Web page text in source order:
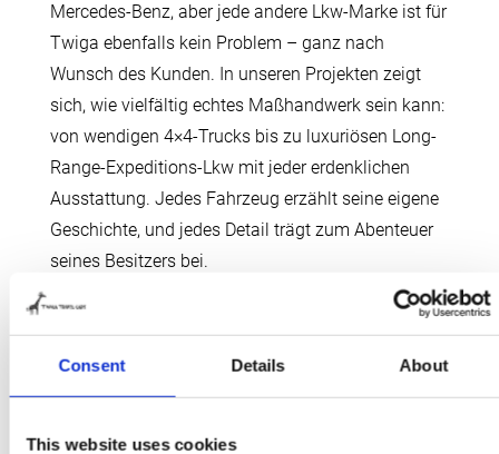
Consent Details About
This website uses cookies
Mercedes-Benz, aber jede andere Lkw-Marke ist für
Twiga ebenfalls kein Problem – ganz nach
Wunsch des Kunden. In unseren Projekten zeigt
sich, wie vielfältig echtes Maßhandwerk sein kann:
von wendigen 4×4-Trucks bis zu luxuriösen Long-
Range-Expeditions-Lkw mit jeder erdenklichen
Ausstattung. Jedes Fahrzeug erzählt seine eigene
Geschichte, und jedes Detail trägt zum Abenteuer
seines Besitzers bei.